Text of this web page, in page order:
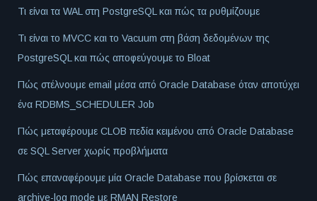
Τι είναι τα WAL στη PostgreSQL και πώς τα ρυθμίζουμε
Τι είναι το MVCC και το Vacuum στη βάση δεδομένων της
PostgreSQL και πώς αποφεύγουμε το Bloat
Πώς στέλνουμε email μέσα από Oracle Database όταν αποτύχει
ένα RDBMS_SCHEDULER Job
Πώς μεταφέρουμε CLOB πεδία κειμένου από Oracle Database
σε SQL Server χωρίς προβλήματα
Πώς επαναφέρουμε μία Oracle Database που βρίσκεται σε
archive-log mode με RMAN Restore